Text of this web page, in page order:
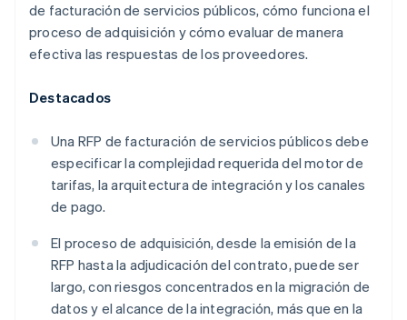
de facturación de servicios públicos, cómo funciona el
proceso de adquisición y cómo evaluar de manera
efectiva las respuestas de los proveedores.
Destacados
Una RFP de facturación de servicios públicos debe
especificar la complejidad requerida del motor de
tarifas, la arquitectura de integración y los canales
de pago.
El proceso de adquisición, desde la emisión de la
RFP hasta la adjudicación del contrato, puede ser
largo, con riesgos concentrados en la migración de
datos y el alcance de la integración, más que en la